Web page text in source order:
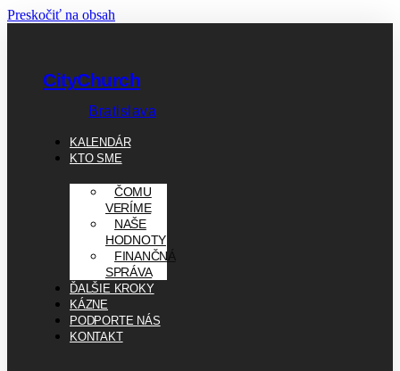
Preskočiť na obsah
CityChurch
Bratislava
KALENDÁR
KTO SME
ČOMU
VERÍME
NAŠE
HODNOTY
FINANČNÁ
SPRÁVA
ĎALŠIE KROKY
KÁZNE
PODPORTE NÁS
KONTAKT